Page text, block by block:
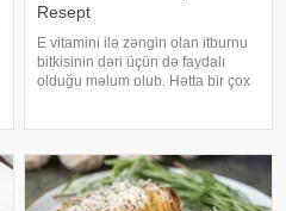
Resept
E vitamini ilə zəngin olan itburnu
bitkisinin dəri üçün də faydalı
olduğu məlum olub. Hətta bir çox
yemək bir qədər çətindir